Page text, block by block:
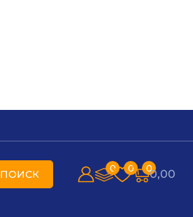
ПОИСК 0 0 00,00